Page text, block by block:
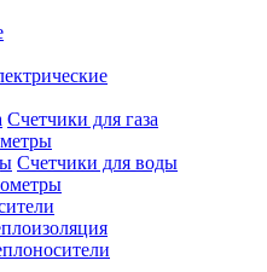
Счетчики для газа
Счетчики для воды